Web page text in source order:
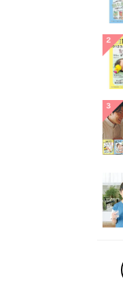
赤
育